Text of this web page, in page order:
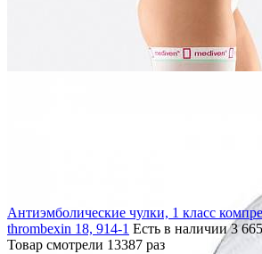
Антиэмболические чулки, 1 класс
thrombexin 18, 914-1 Есть в наличии 3 665
Товар смотрели 13387 раз